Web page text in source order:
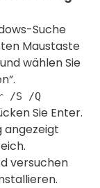
Suche
Maustaste
wählen Sie
/S /Q
Sie Enter.
angezeigt
versuchen